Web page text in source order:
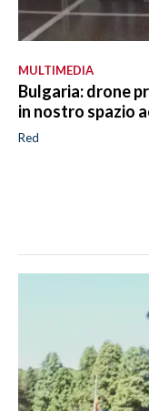
MULTIMEDIA
Bulgaria: drone
in nostro spazio
Red